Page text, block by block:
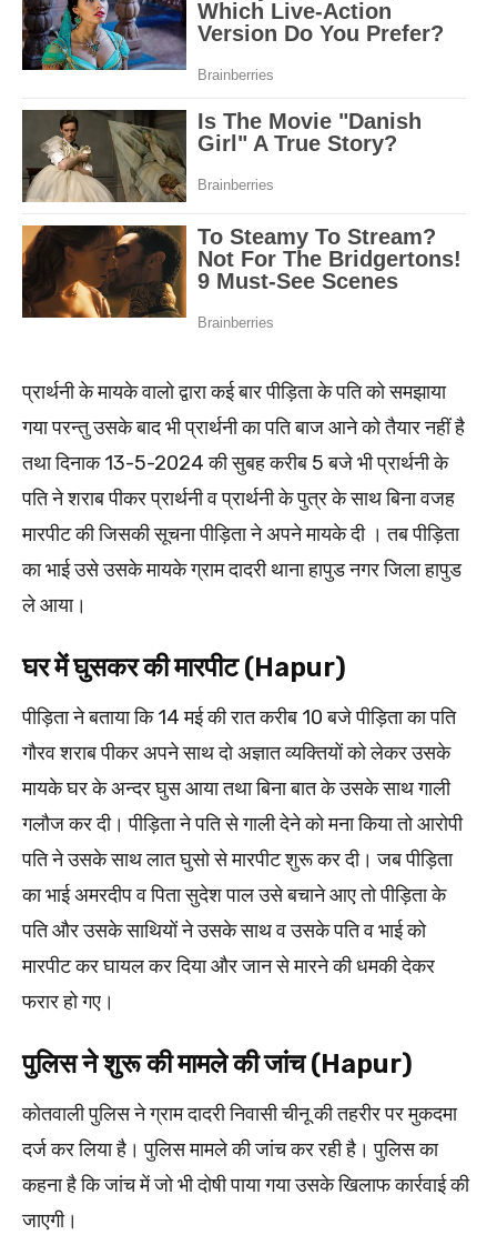
प्रार्थनी के मायके वालो द्वारा कई बार पीड़िता के पति को समझाया
गया परन्तु उसके बाद भी प्रार्थनी का पति बाज आने को तैयार नहीं है
तथा दिनाक 13-5-2024 की सुबह करीब 5 बजे भी प्रार्थनी के
पति ने शराब पीकर प्रार्थनी व प्रार्थनी के पुत्र के साथ बिना वजह
मारपीट की जिसकी सूचना पीड़िता ने अपने मायके दी । तब पीड़िता
का भाई उसे उसके मायके ग्राम दादरी थाना हापुड नगर जिला हापुड
ले आया।
घर में घुसकर की मारपीट (Hapur)
पीड़िता ने बताया कि 14 मई की रात करीब 10 बजे पीड़िता का पति
गौरव शराब पीकर अपने साथ दो अज्ञात व्यक्तियों को लेकर उसके
मायके घर के अन्दर घुस आया तथा बिना बात के उसके साथ गाली
गलौज कर दी। पीड़िता ने पति से गाली देने को मना किया तो आरोपी
पति ने उसके साथ लात घुसो से मारपीट शुरू कर दी। जब पीड़िता
का भाई अमरदीप व पिता सुदेश पाल उसे बचाने आए तो पीड़िता के
पति और उसके साथियों ने उसके साथ व उसके पति व भाई को
मारपीट कर घायल कर दिया और जान से मारने की धमकी देकर
फरार हो गए।
पुलिस ने शुरू की मामले की जांच (Hapur)
कोतवाली पुलिस ने ग्राम दादरी निवासी चीनू की तहरीर पर मुकदमा
दर्ज कर लिया है। पुलिस मामले की जांच कर रही है। पुलिस का
कहना है कि जांच में जो भी दोषी पाया गया उसके खिलाफ कार्रवाई की
जाएगी।